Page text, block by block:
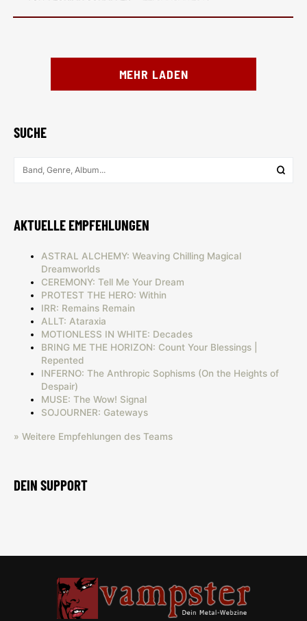
MEHR LADEN
SUCHE
AKTUELLE EMPFEHLUNGEN
ASTRAL ALCHEMY: Weaving Chilling Magical
Dreamworlds
CEREMONY: Tell Me Your Dream
PROTEST THE HERO: Within
IRR: Remains Remain
ALLT: Ataraxia
MOTIONLESS IN WHITE: Decades
BRING ME THE HORIZON: Count Your Blessings |
Repented
INFERNO: The Anthropic Sophisms (On the Heights of
Despair)
MUSE: The Wow! Signal
SOJOURNER: Gateways
» Weitere Empfehlungen des Teams
DEIN SUPPORT